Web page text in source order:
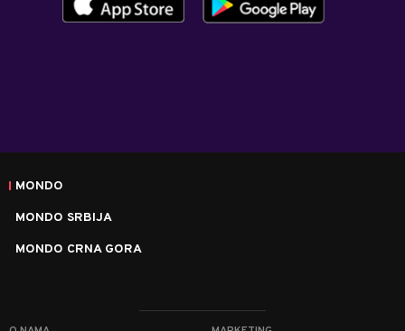
MONDO
MONDO SRBIJA
MONDO CRNA GORA